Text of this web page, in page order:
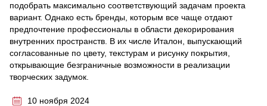
подобрать максимально соответствующий задачам проекта
вариант. Однако есть бренды, которым все чаще отдают
предпочтение профессионалы в области декорирования
внутренних пространств. В их числе Италон, выпускающий
согласованные по цвету, текстурам и рисунку покрытия,
открывающие безграничные возможности в реализации
творческих задумок.
10 ноября 2024